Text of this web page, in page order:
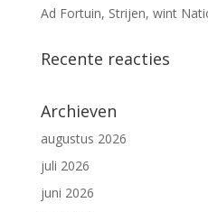
Ad Fortuin, Strijen, wint
Recente reacties
Archieven
augustus 2026
juli 2026
juni 2026